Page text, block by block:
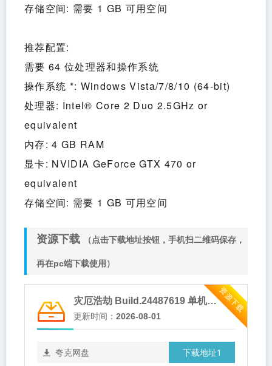
存储空间: 需要 1 GB 可用空间
推荐配置:
需要 64 位处理器和操作系统
操作系统 *: Windows Vista/7/8/10 (64-bit)
处理器: Intel® Core 2 Duo 2.5GHz or
equivalent
内存: 4 GB RAM
显卡: NVIDIA GeForce GTX 470 or
equivalent
存储空间: 需要 1 GB 可用空间
资源下载 （点击下载地址按钮，手机扫二维码保存，
再在pc端下载使用）
资源下载
灾厄浩劫 Build.24487619 单机+联机（The Scouring）免安装中文版
更新时间： 2026-08-01
下载地址1
夸克网盘